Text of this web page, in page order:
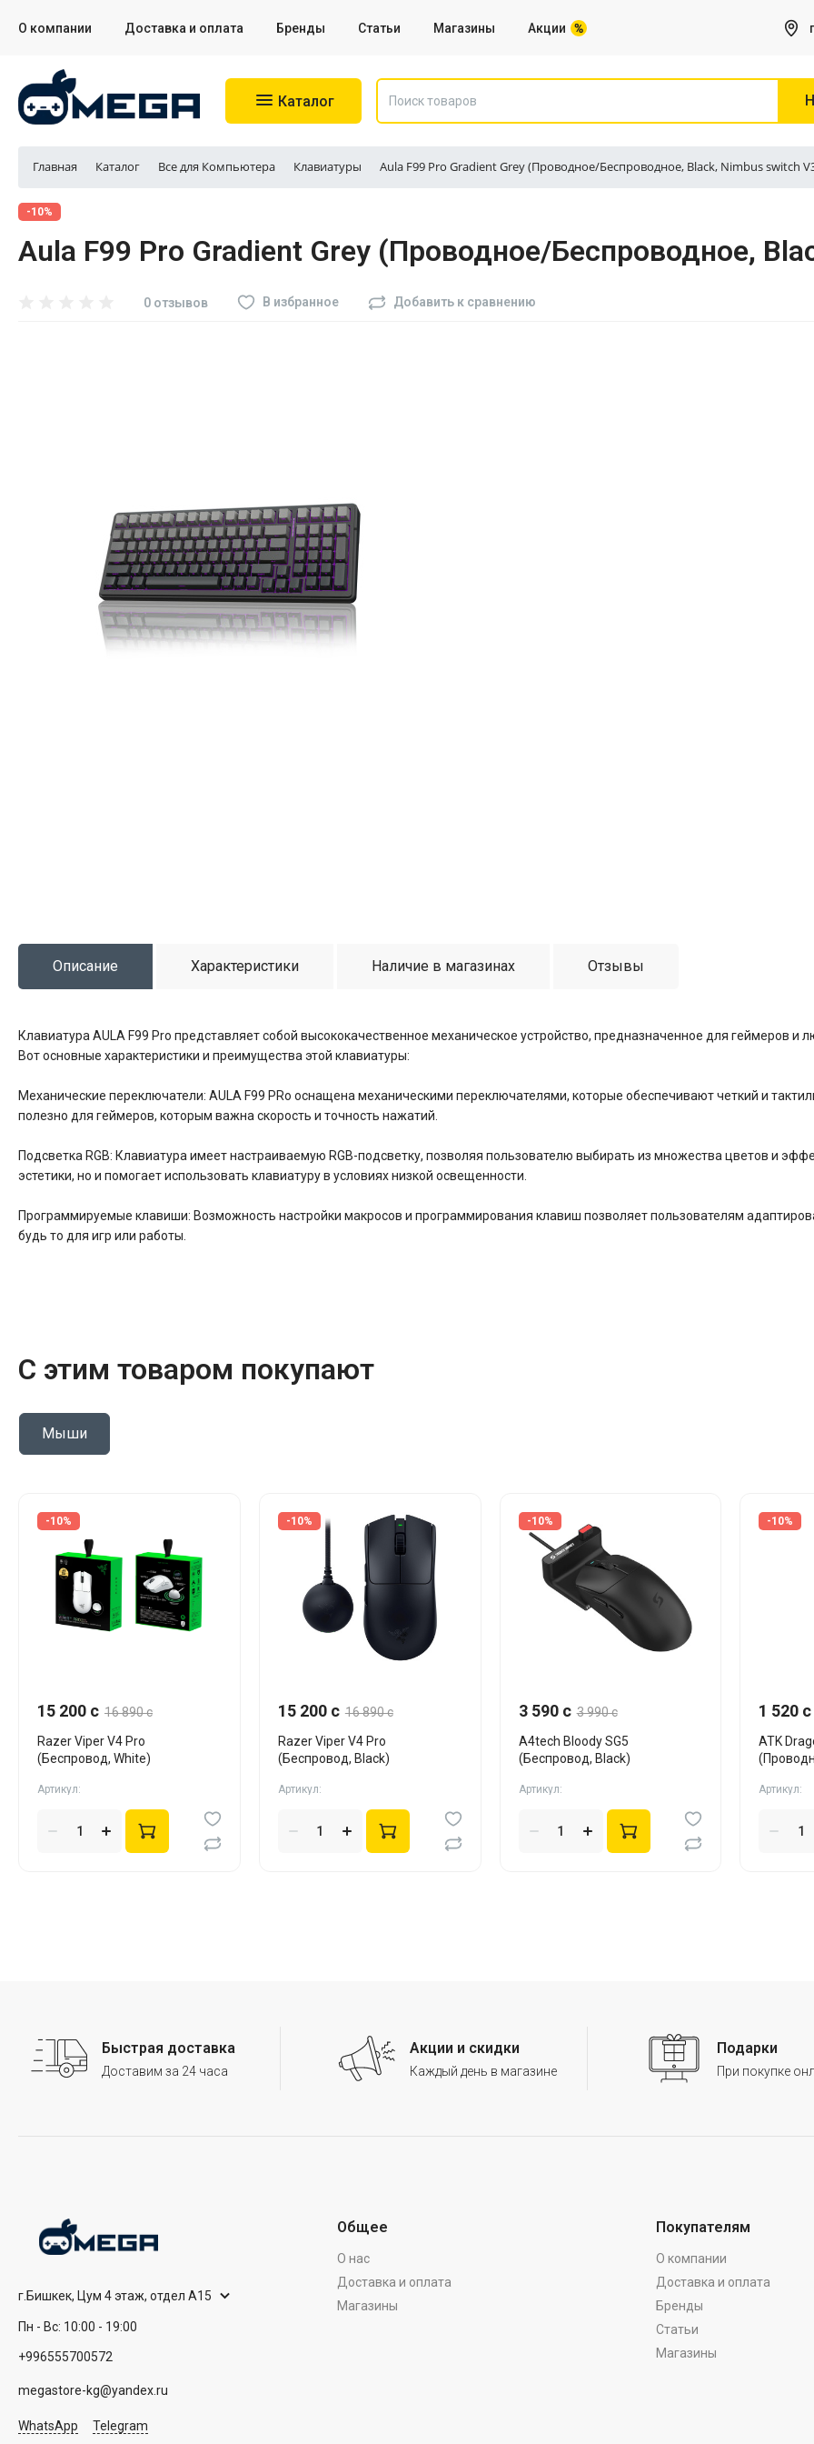
О компании Доставка и оплата Бренды Статьи Магазины Акции
Каталог
Игровые приставки Игры на Sony PS5
Аксессуары для приставок
Аксессуары для Sony PS5
Все для Компьютера
Веб камеры
Наушники
Колонки
Главная Каталог Все для Компьютера Клавиатуры Aula F99 Pro Gradient Grey (Проводное/Беспроводное, Black, Nimbus switch
-10%
Aula F99 Pro Gradient Grey (Проводное/Беспроводное,
0 отзывов В избранное Добавить к сравнению
Описание Характеристики Наличие в магазинах Отзывы
Клавиатура AULA F99 Pro представляет собой высококачественное механическое устройство, предназначенное для геймеров и
Вот основные характеристики и преимущества этой клавиатуры:
Механические переключатели: AULA F99 PRo оснащена механическими переключателями, которые обеспечивают четкий и
полезно для геймеров, которым важна скорость и точность нажатий.
Подсветка RGB: Клавиатура имеет настраиваемую RGB-подсветку, позволяя пользователю выбирать из множества цветов и
эстетики, но и помогает использовать клавиатуру в условиях низкой освещенности.
Программируемые клавиши: Возможность настройки макросов и программирования клавиш позволяет пользователям
будь то для игр или работы.
С этим товаром покупают
Мыши
-10%
15 200 c 16 890 c
Razer Viper V4 Pro
(Беспровод, White)
Артикул:
-10%
15 200 c 16 890 c
Razer Viper V4 Pro
(Беспровод, Black)
Артикул:
-10%
3 590 c 3 990 c
A4tech Bloody SG5
(Беспровод, Black)
Артикул:
-10%
1 520 c
ATK
Артикул:
Быстрая доставка
Доставим за 24 часа
Акции и скидки
Каждый день в магазине
Подарки
При покупке
г.Бишкек, Цум 4 этаж, отдел А15
Пн - Вс: 10:00 - 19:00
+996555700572
megastore-kg@yandex.ru
WhatsApp Telegram
Общее
О нас
Доставка и оплата
Магазины
Покупателям
О компании
Доставка и оплата
Бренды
Статьи
Магазины